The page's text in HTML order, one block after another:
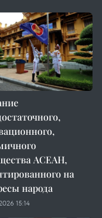
АСЕАН,
на
народа
15:14